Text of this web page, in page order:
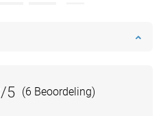
/5 (6 Beoordeling)